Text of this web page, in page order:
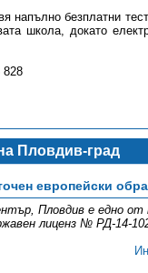
напълно безплатни
школа, докато
828
Пловдив-град
европейски
Пловдив е едно
лиценз № РД-14-